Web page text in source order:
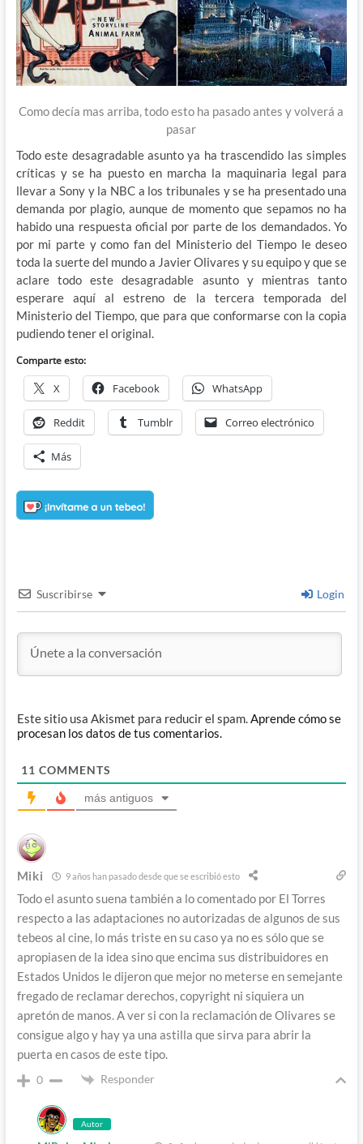
Como decía mas arriba, todo esto ha pasado antes y volverá a
pasar
Todo este desagradable asunto ya ha trascendido las simples
críticas y se ha puesto en marcha la maquinaria legal para
llevar a Sony y la NBC a los tribunales y se ha presentado una
demanda por plagio, aunque de momento que sepamos no ha
habido una respuesta oficial por parte de los demandados. Yo
por mi parte y como fan del Ministerio del Tiempo le deseo
toda la suerte del mundo a Javier Olivares y su equipo y que se
aclare todo este desagradable asunto y mientras tanto
esperare aquí al estreno de la tercera temporada del
Ministerio del Tiempo, que para que conformarse con la copia
pudiendo tener el original.
Comparte esto:
X Facebook WhatsApp
Reddit Tumblr Correo electrónico
Más
Suscribirse Login
Este sitio usa Akismet para reducir el spam.Aprende cómo se
procesan los datos de tus comentarios.
11 COMMENTS
más antiguos
Miki 9 años han pasado desde que se escribió esto
Todo el asunto suena también a lo comentado por El Torres
respecto a las adaptaciones no autorizadas de algunos de sus
tebeos al cine, lo más triste en su caso ya no es sólo que se
apropiasen de la idea sino que encima sus distribuidores en
Estados Unidos le dijeron que mejor no meterse en semejante
fregado de reclamar derechos, copyright ni siquiera un
apretón de manos. A ver si con la reclamación de Olivares se
consigue algo y hay ya una astilla que sirva para abrir la
puerta en casos de este tipo.
0 Responder
Autor